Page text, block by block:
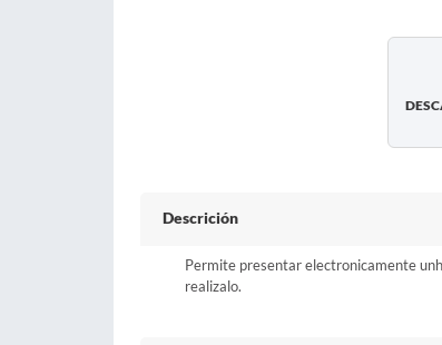
Descrición
Permite presentar electronicamente
realizalo.